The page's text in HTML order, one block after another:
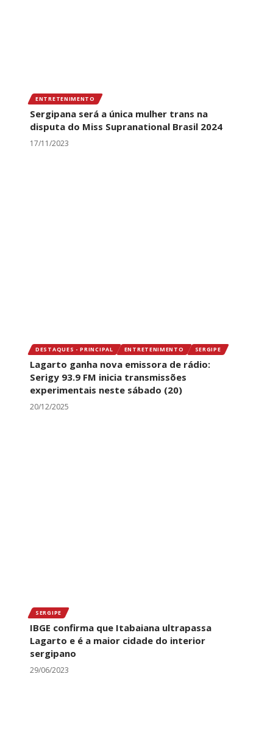
ENTRETENIMENTO
Sergipana será a única mulher trans na
disputa do Miss Supranational Brasil 2024
17/11/2023
DESTAQUES - PRINCIPAL ENTRETENIMENTO SERGIPE
Lagarto ganha nova emissora de rádio:
Serigy 93.9 FM inicia transmissões
experimentais neste sábado (20)
20/12/2025
SERGIPE
IBGE confirma que Itabaiana ultrapassa
Lagarto e é a maior cidade do interior
sergipano
29/06/2023